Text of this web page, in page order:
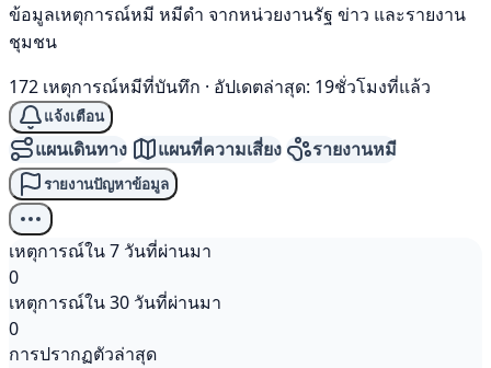
ข้อมูลเหตุการณ์หมี หมีดำ จากหน่วยงานรัฐ ข่าว และรายงาน
ชุมชน
172 เหตุการณ์หมีที่บันทึก · อัปเดตล่าสุด: 19ชั่วโมงที่แล้ว
แจ้งเตือน
แผนเดินทาง แผนที่ความเสี่ยง รายงานหมี
รายงานปัญหาข้อมูล
เหตุการณ์ใน 7 วันที่ผ่านมา
0
เหตุการณ์ใน 30 วันที่ผ่านมา
0
การปรากฏตัวล่าสุด